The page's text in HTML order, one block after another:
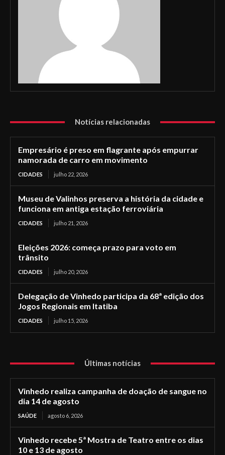
Notícias relacionadas
Empresário é preso em flagrante após empurrar
namorada de carro em movimento
CIDADES julho 22, 2026
Museu de Valinhos preserva a história da cidade e
funciona em antiga estação ferroviária
CIDADES julho 21, 2026
Eleições 2026: começa prazo para voto em
trânsito
CIDADES julho 20, 2026
Delegação de Vinhedo participa da 68ª edição dos
Jogos Regionais em Itatiba
CIDADES julho 15, 2026
Últimas notícias
Vinhedo realiza campanha de doação de sangue no
dia 14 de agosto
SAÚDE agosto 6, 2026
Vinhedo recebe 5ª Mostra de Teatro entre os dias
10 e 13 de agosto